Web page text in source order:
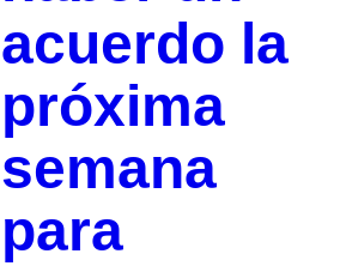
acuerdo la
próxima
semana
para